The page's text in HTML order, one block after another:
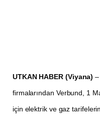
UTKAN HABER (Viyana)
firmalarından Verbund, 1
için elektrik ve gaz